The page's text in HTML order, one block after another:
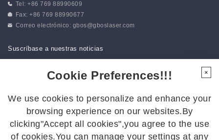
Tel: +86 769 88990609
Fax: +86 769 88990677
Correo electrónico: gbos@gboslaser.com
Suscríbase a nuestras noticias
Síguenos para estar al día de las últimas novedades:
Cookie Preferences!!!
We use cookies to personalize and enhance your
browsing experience on our websites.By
clicking"Accept all cookies",you agree to the use
of cookies.You can manage your settings at any
×